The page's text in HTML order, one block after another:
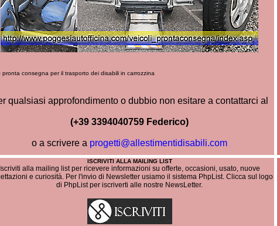
pronta consegna per il trasporto dei disabili in carrozzina
qualsiasi approfondimento o dubbio non esitare a contattarci al
(+39 3394040759 Federico)
o a scrivere a progetti@allestimentidisabili.com
ISCRIVITI ALLA MAILING LIST
Iscriviti alla mailing list per ricevere informazioni su offerte, occasioni, usato, nuove
e curiosità. Per l'invio di Newsletter usiamo il sistema PhpList. Clicca sul logo
di PhpList per iscriverti alle nostre NewsLetter.